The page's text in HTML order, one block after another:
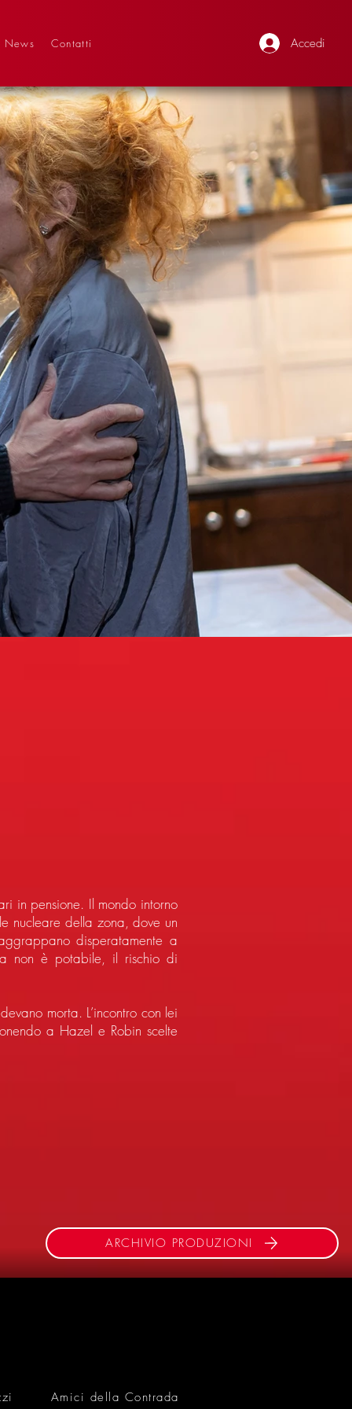
Accedi
News Contatti
in pensione. Il mondo intorno
nucleare della zona, dove un
disperatamente a
non è potabile, il rischio di
morta. L’incontro con lei
a Hazel e Robin scelte
ARCHIVIO PRODUZIONI
Amici della Contrada